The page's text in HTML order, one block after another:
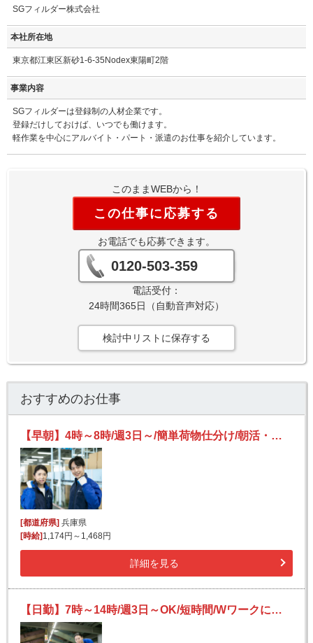
SGフィルダー株式会社
本社所在地
東京都江東区新砂1-6-35Nodex東陽町2階
事業内容
SGフィルダーは登録制の人材企業です。
登録だけしておけば、いつでも働けます。
軽作業を中心にアルバイト・パート・派遣のお仕事を紹介しています。
このままWEBから！
この仕事に応募する
お電話でも応募できます。
0120-503-359
電話受付：
24時間365日（自動音声対応）
検討中リストに保存する
おすすめのお仕事
【早朝】4時～8時/週3日～/簡単荷物仕分け/朝活・短時間/日払い可(規定有)/副業歓迎
[都道府県] 兵庫県
[時給] 1,174円～1,468円
詳細を見る
【日勤】7時～14時/週3日～OK/短時間/Wワークにも/未経験OK/宅配便の仕分け★